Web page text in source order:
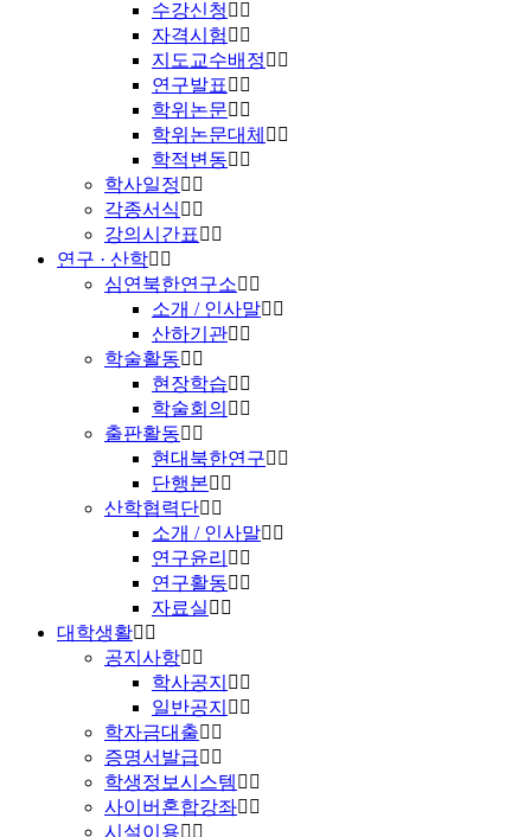
수강신청
자격시험
지도교수배정
연구발표
학위논문
학위논문대체
학적변동
학사일정
각종서식
강의시간표
연구 · 산학
심연북한연구소
소개 / 인사말
산하기관
학술활동
현장학습
학술회의
출판활동
현대북한연구
단행본
산학협력단
소개 / 인사말
연구윤리
연구활동
자료실
대학생활
공지사항
학사공지
일반공지
학자금대출
증명서발급
학생정보시스템
사이버혼합강좌
시설이용